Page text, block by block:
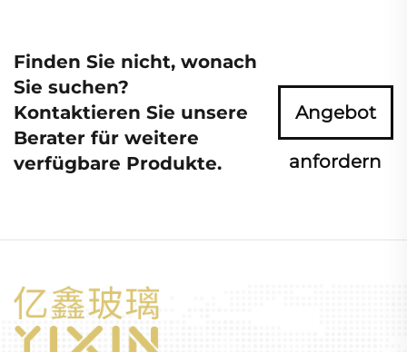
Finden Sie nicht, wonach
Sie suchen?
Kontaktieren Sie unsere
Berater für weitere
verfügbare Produkte.
Angebot
anfordern